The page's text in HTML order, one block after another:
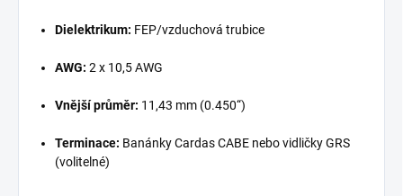
Dielektrikum: FEP/vzduchová trubice
AWG: 2 x 10,5 AWG
Vnější průměr: 11,43 mm (0.450“)
Terminace: Banánky Cardas CABE nebo vidličky GRS
(volitelné)